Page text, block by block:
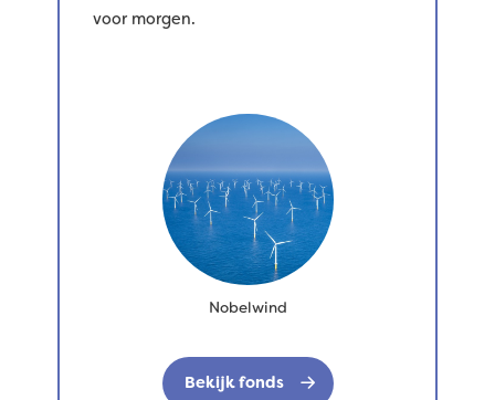
voor morgen.
Nobelwind
Bekijk fonds